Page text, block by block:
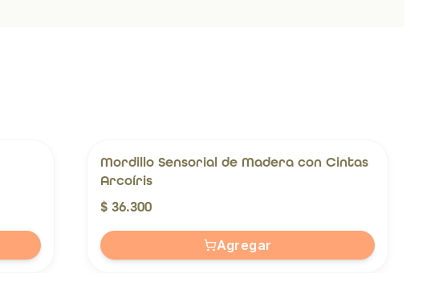
Mordillo Sensorial de Madera con Cintas
Arcoíris
$ 36.300
Agregar